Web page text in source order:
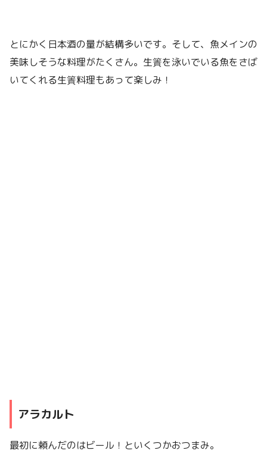
とにかく日本酒の量が結構多いです。そして、魚メインの
美味しそうな料理がたくさん。生簀を泳いでいる魚をさば
いてくれる生簀料理もあって楽しみ！
アラカルト
最初に頼んだのはビール！といくつかおつまみ。